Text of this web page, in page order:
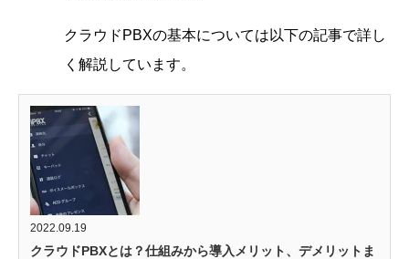
クラウドPBXの基本については以下の記事で詳し
く解説しています。
2022.09.19
クラウドPBXとは？仕組みから導入メリット、デメリットま